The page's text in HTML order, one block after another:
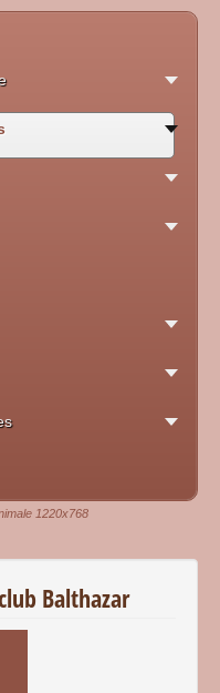
1220x768
Balthazar